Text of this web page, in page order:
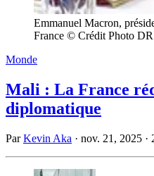
Emmanuel Macron,
France © Crédit Photo DR
Monde
Mali : La France
diplomatique
ParKevin Aka · nov. 21, 2025 ·